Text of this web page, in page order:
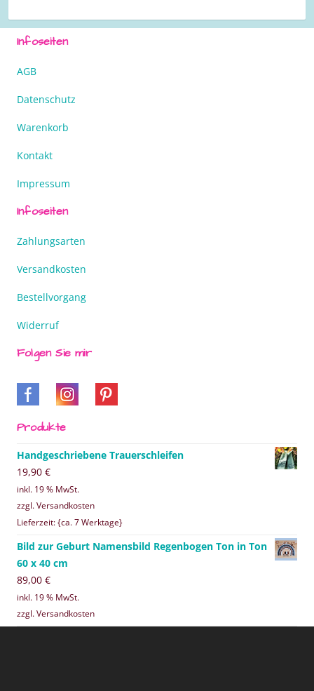
Infoseiten
AGB
Datenschutz
Warenkorb
Kontakt
Impressum
Infoseiten
Zahlungsarten
Versandkosten
Bestellvorgang
Widerruf
Folgen Sie mir
Produkte
Handgeschriebene Trauerschleifen
19,90 €
inkl. 19 % MwSt.
zzgl. Versandkosten
Lieferzeit: {ca. 7 Werktage}
Bild zur Geburt Namensbild Regenbogen Ton in Ton
60 x 40 cm
89,00 €
inkl. 19 % MwSt.
zzgl. Versandkosten